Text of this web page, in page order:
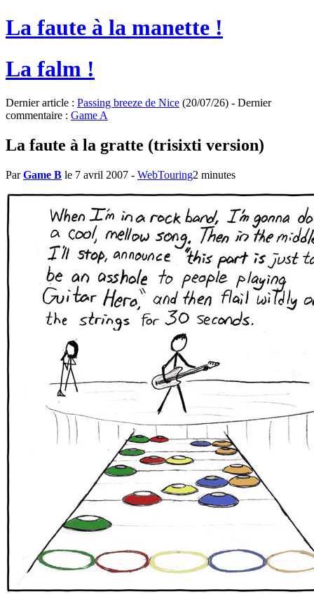
La faute à la manette !
La falm !
Dernier article : Passing breeze de Nice (20/07/26) - Dernier
commentaire : Game A
La faute à la gratte (trisixti version)
ParGame B le 7 avril 2007 - WebTouring2 minutes